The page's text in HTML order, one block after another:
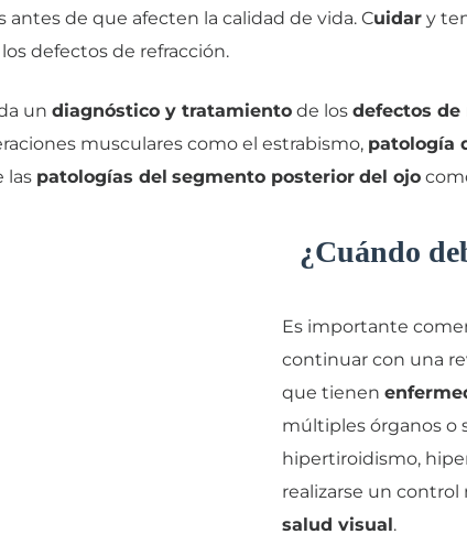
antes de que afecten la calidad de vida. Cuidar y
defectos de refracción.
undiagnóstico y tratamiento de losdefectos de
musculares como el estrabismo, patología
las patologías del segmento posterior del ojo
¿Cuándo
Es importante
continuar con una
que tienen
múltiples órganos o
hipertiroidismo,
realizarse un
salud visual.